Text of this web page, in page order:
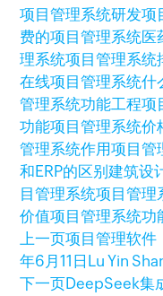
项目管理系统研发项
费的项目管理系统医
理系统项目管理系统
在线项目管理系统什
管理系统功能工程项
功能项目管理系统价
管理系统作用项目管
和ERP的区别建筑设
目管理系统项目管理
价值项目管理系统功
上一页项目管理软件
年6月11日 Lu Yin
下一页DeepSeek集